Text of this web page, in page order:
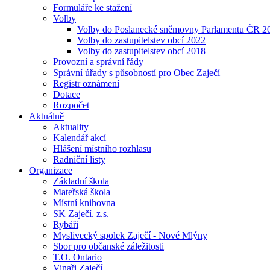
Formuláře ke stažení
Volby
Volby do Poslanecké sněmovny Parlamentu ČR
Volby do zastupitelstev obcí 2022
Volby do zastupitelstev obcí 2018
Provozní a správní řády
Správní úřady s působností pro Obec Zaječí
Registr oznámení
Dotace
Rozpočet
Aktuálně
Aktuality
Kalendář akcí
Hlášení místního rozhlasu
Radniční listy
Organizace
Základní škola
Mateřská škola
Místní knihovna
SK Zaječí. z.s.
Rybáři
Myslivecký spolek Zaječí - Nové Mlýny
Sbor pro občanské záležitosti
T.O. Ontario
Vinaři Zaječí